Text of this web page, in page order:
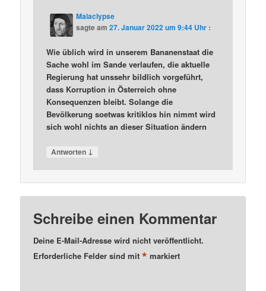
Malaclypse
sagte am27. Januar 2022 um 9:44 Uhr :
Wie üblich wird in unserem Bananenstaat die
Sache wohl im Sande verlaufen, die aktuelle
Regierung hat unssehr bildlich vorgeführt,
dass Korruption in Österreich ohne
Konsequenzen bleibt. Solange die
Bevölkerung soetwas kritiklos hin nimmt wird
sich wohl nichts an dieser Situation ändern
Antworten ↓
Schreibe einen Kommentar
Deine E-Mail-Adresse wird nicht veröffentlicht.
Erforderliche Felder sind mit* markiert